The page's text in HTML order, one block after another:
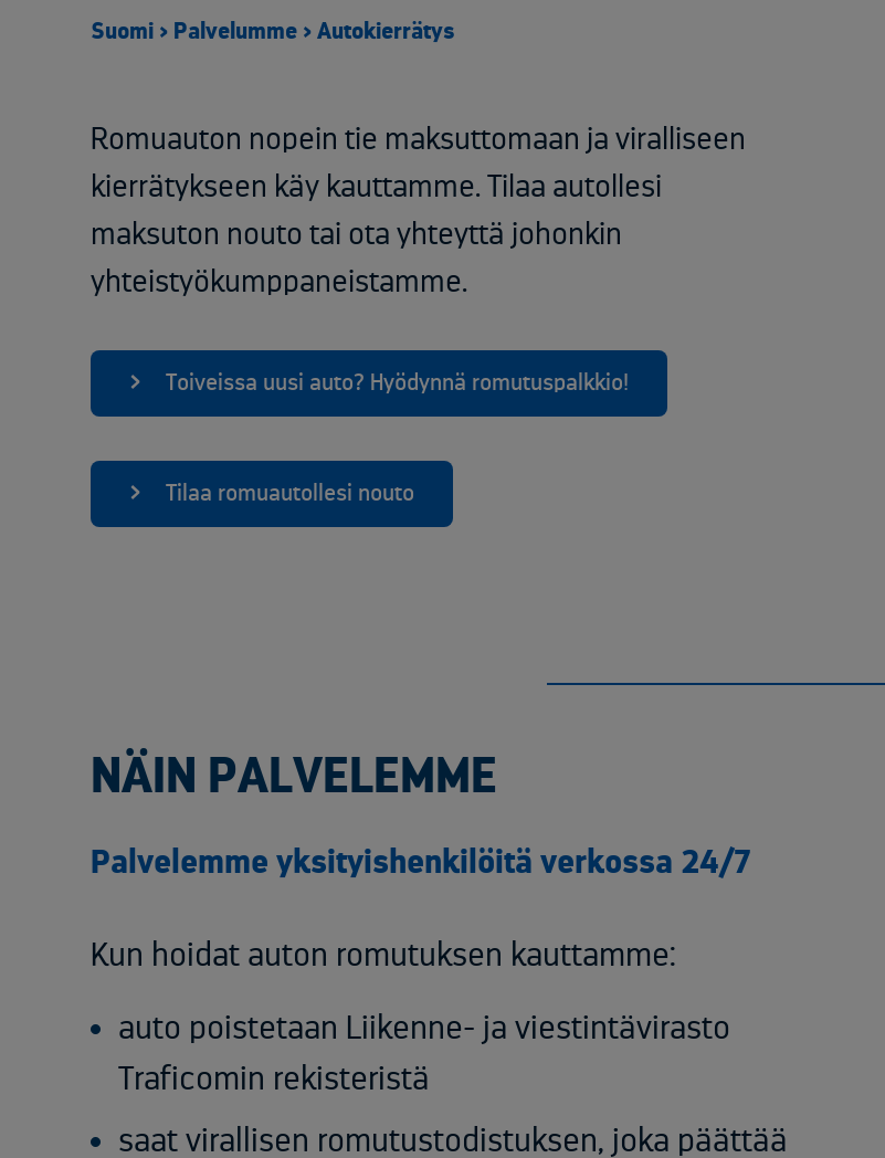
Suomi > Palvelumme > Autokierrätys
Romuauton nopein tie maksuttomaan ja viralliseen
kierrätykseen käy kauttamme. Tilaa autollesi
maksuton nouto tai ota yhteyttä johonkin
yhteistyökumppaneistamme.
Toiveissa uusi auto? Hyödynnä romutuspalkkio!
Tilaa romuautollesi nouto
NÄIN PALVELEMME
Palvelemme yksityishenkilöitä verkossa 24/7
Kun hoidat auton romutuksen kauttamme:
auto poistetaan Liikenne- ja viestintävirasto
Traficomin rekisteristä
saat virallisen romutustodistuksen, joka päättää